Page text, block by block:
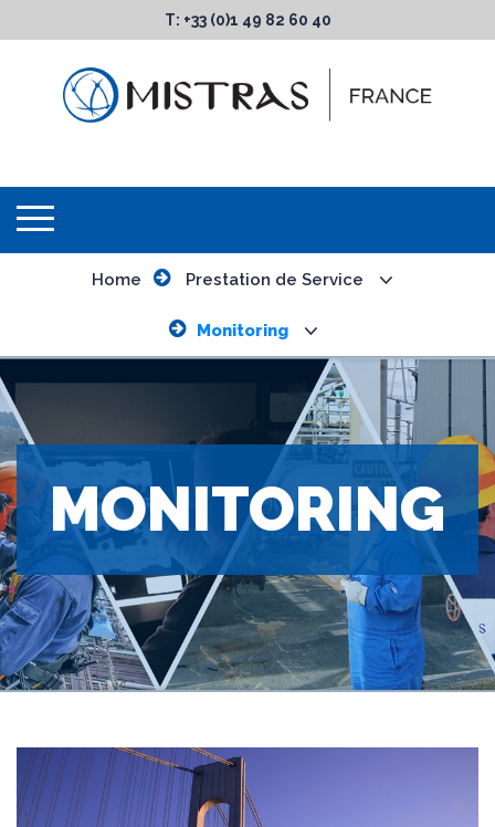
T: +33 (0)1 49 82 60 40
Home Prestation de Service
Monitoring
MONITORING